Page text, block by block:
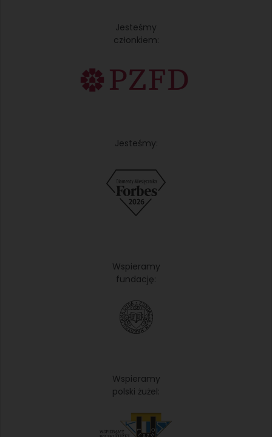
Jesteśmy
członkiem:
Jesteśmy:
Wspieramy
fundację:
Wspieramy
polski żużel: